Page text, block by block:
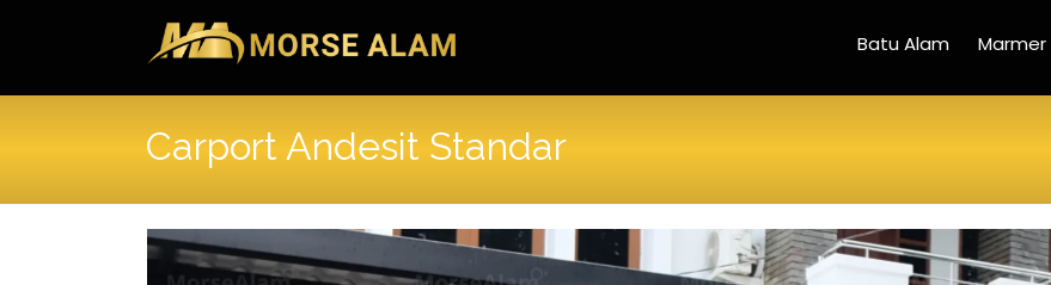
Batu Alam Marmer
Carport Andesit Standar